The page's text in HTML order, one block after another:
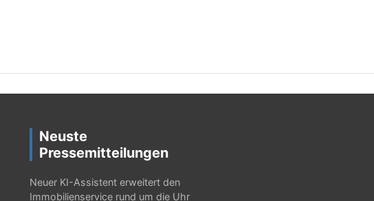
Neuste
Pressemitteilungen
Neuer KI-Assistent erweitert den
Immobilienservice rund um die Uhr